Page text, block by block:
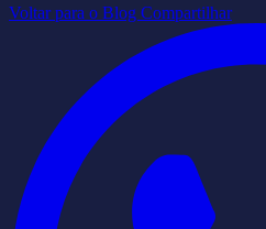
Voltar para o Blog Compartilhar